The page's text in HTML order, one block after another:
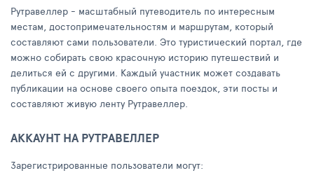
Рутравеллер - масштабный путеводитель по интересным
местам, достопримечательностям и маршрутам, который
составляют сами пользователи. Это туристический портал, где
можно собирать свою красочную историю путешествий и
делиться ей с другими. Каждый участник может создавать
публикации на основе своего опыта поездок, эти посты и
составляют живую ленту Рутравеллер.
АККАУНТ НА РУТРАВЕЛЛЕР
Зарегистрированные пользователи могут: